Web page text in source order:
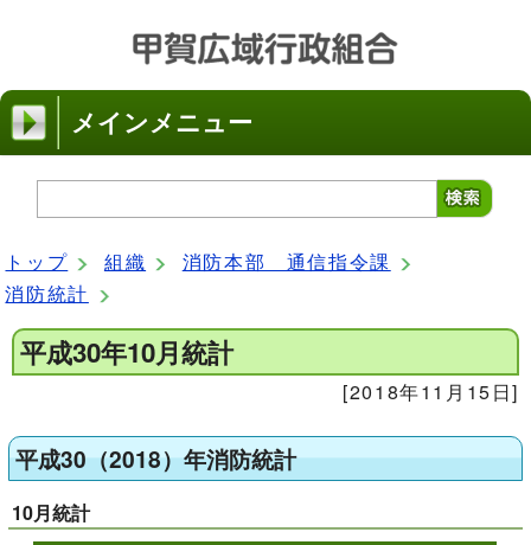
メインメニュー
トップ 組織
消防本部 通信指令課
消防統計
平成30年10月統計
[2018年11月15日]
平成30（2018）年消防統計
10月統計